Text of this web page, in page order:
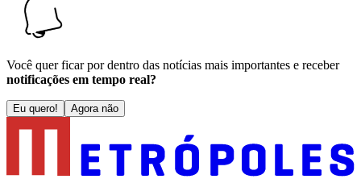
Você quer ficar por dentro das notícias mais importantes e receber
notificações em tempo real?
Eu quero! Agora não